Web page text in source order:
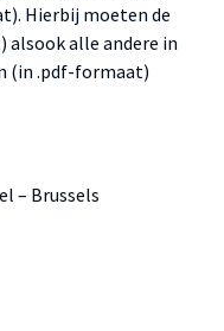
Hierbij moeten de
alle andere in
(in .pdf-formaat)
– Brussels